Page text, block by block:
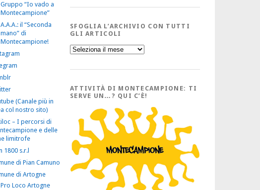
Gruppo “Io vado a
Montecampione”
A.A.A.: il “Seconda
mano” di
Montecampione!
(Canale più in
col nostro sito)
– I percorsi di
e delle
limitrofe
1800 s.r.l
di Pian Camuno
di Artogne
Pro Loco Artogne
SFOGLIA L’ARCHIVIO CON TUTTI
GLI ARTICOLI
Sfoglia
l’Archivio
tutti
Articoli
ATTIVITÀ DI MONTECAMPIONE: TI
SERVE UN…? QUI C’È!